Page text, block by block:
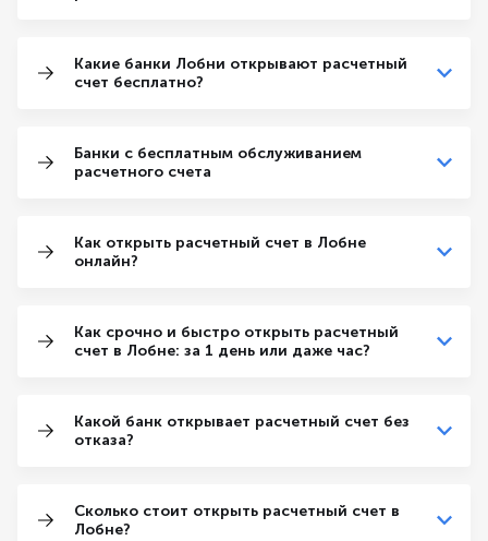
Какие банки Лобни открывают расчетный
счет бесплатно?
Банки с бесплатным обслуживанием
расчетного счета
Как открыть расчетный счет в Лобне
онлайн?
Как срочно и быстро открыть расчетный
счет в Лобне: за 1 день или даже час?
Какой банк открывает расчетный счет без
отказа?
Сколько стоит открыть расчетный счет в
Лобне?